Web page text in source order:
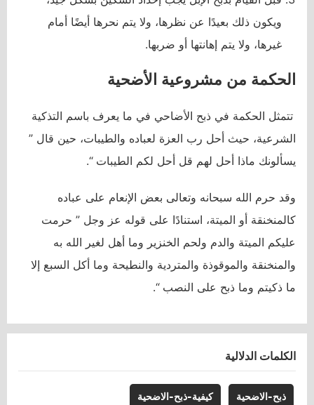
ويكون ذلك بعيدًا عن نظرها، ولا يتم نحرها أيضًا أمام
غيرها، ولا يتم إهانتها أو ضربها.
الحكمة من مشروعية الأضحية
تتمثل الحكمة في ذبح الأضاحي في ما يعرف باسم التذكية
الشرعية، حيث أحل رب العزة لعباده والطيبات، حين قال ”
يسألونك ماذا أحل لهم قل أحل لكم الطيبات “.
وقد حرم الله سبحانه وتعالى بعض الإنعام على عباده
كالمنخنقة أو الميتة، استنادًا على قوله عز وجل ” حرمت
عليكم الميتة والدم ولحم الخنزير وما أهل لغير الله به
والمنخنقة والموقوذة والمتردية والنطيحة وما أكل السبع إلا
ما ذكيتم وما ذبح على النصب “.
الكلمات الدلالية
ذبح-الاضحية كيفية-ذبح-الاضحية